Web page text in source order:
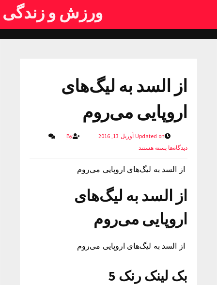
ورزش و زندگی
از السد به لیگ‌های
اروپایی می‌روم
Updated on آوریل 13, 2016
By
دیدگاه‌هابسته هستند
از السد به لیگ‌های اروپایی می‌روم
از السد به لیگ‌های
اروپایی می‌روم
از السد به لیگ‌های اروپایی می‌روم
بک لینک رنک 5